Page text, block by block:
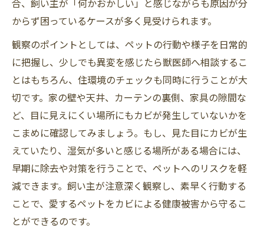
合、飼い主が「何かおかしい」と感じながらも原因が分
からず困っているケースが多く見受けられます。
観察のポイントとしては、ペットの行動や様子を日常的
に把握し、少しでも異変を感じたら獣医師へ相談するこ
とはもちろん、住環境のチェックも同時に行うことが大
切です。家の壁や天井、カーテンの裏側、家具の隙間な
ど、目に見えにくい場所にもカビが発生していないかを
こまめに確認してみましょう。もし、見た目にカビが生
えていたり、湿気が多いと感じる場所がある場合には、
早期に除去や対策を行うことで、ペットへのリスクを軽
減できます。飼い主が注意深く観察し、素早く行動する
ことで、愛するペットをカビによる健康被害から守るこ
とができるのです。